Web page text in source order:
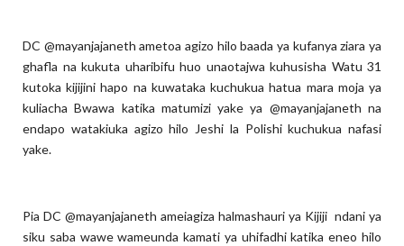
DC @mayanjajaneth ametoa agizo hilo baada ya kufanya ziara ya
ghafla na kukuta uharibifu huo unaotajwa kuhusisha Watu 31
kutoka kijijini hapo na kuwataka kuchukua hatua mara moja ya
kuliacha Bwawa katika matumizi yake ya @mayanjajaneth na
endapo watakiuka agizo hilo Jeshi la Polishi kuchukua nafasi
yake.
Pia DC @mayanjajaneth ameiagiza halmashauri ya Kijiji ndani ya
siku saba wawe wameunda kamati ya uhifadhi katika eneo hilo